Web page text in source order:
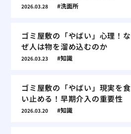
2026.03.28 洗面所
ゴミ屋敷の「やばい」心理！な
ぜ人は物を溜め込むのか
2026.03.23 知識
ゴミ屋敷の「やばい」現実を食
い止める！早期介入の重要性
2026.03.20 知識